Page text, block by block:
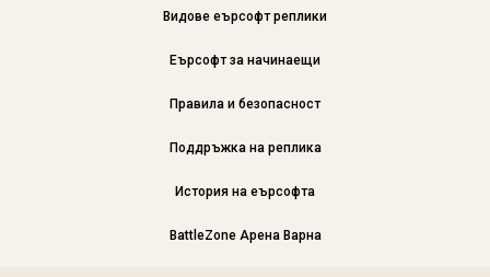
Видове еърсофт реплики
Еърсофт за начинаещи
Правила и безопасност
Поддръжка на реплика
История на еърсофта
BattleZone Арена Варна